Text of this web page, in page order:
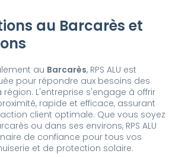
au Barcarès et
au Barcarès, RPS ALU est
pour répondre aux besoins des
L'entreprise s'engage à offrir
rapide et efficace, assurant
client optimale. Que vous soyez
ou dans ses environs, RPS ALU
de confiance pour tous vos
et de protection solaire.